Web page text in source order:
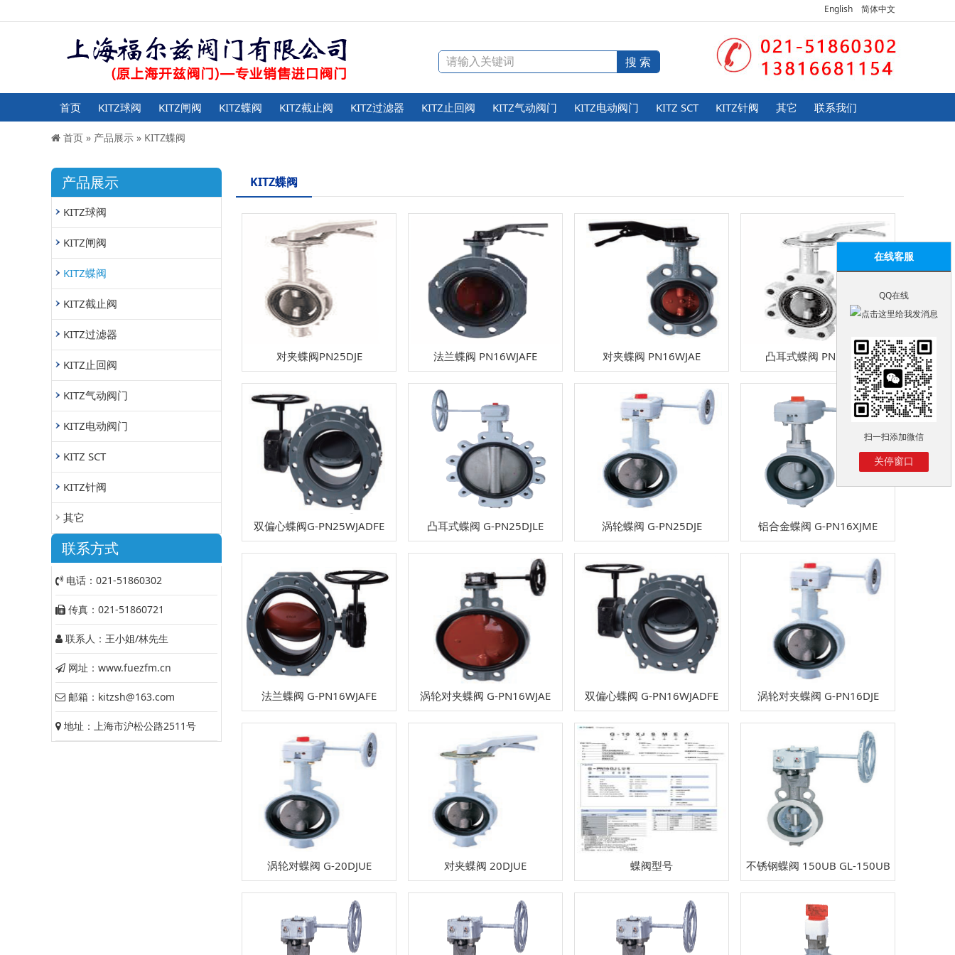
简体中文
English
首页 KITZ球阀 KITZ闸阀 KITZ蝶阀 KITZ截止阀 KITZ过滤器 KITZ止回阀 KITZ气动阀门 KITZ电动阀门 KITZ SCT KITZ针阀 其它 联系我们
首页 » 产品展示 » KITZ蝶阀
产品展示
KITZ球阀
KITZ闸阀
KITZ蝶阀
KITZ截止阀
KITZ过滤器
KITZ止回阀
KITZ气动阀门
KITZ电动阀门
KITZ SCT
KITZ针阀
其它
联系方式
电话：021-51860302
传真：021-51860721
联系人：王小姐/林先生
网址：www.fuezfm.cn
邮箱：kitzsh@163.com
地址：上海市沪松公路2511号
KITZ蝶阀
对夹蝶阀PN25DJE 法兰蝶阀 PN16WJAFE 对夹蝶阀 PN16WJAE 凸耳式蝶阀 PN16DJLE
双偏心蝶阀G-PN25WJADFE 凸耳式蝶阀 G-PN25DJLE 涡轮蝶阀 G-PN25DJE 铝合金蝶阀 G-PN16XJME
法兰蝶阀 G-PN16WJAFE 涡轮对夹蝶阀 G-PN16WJAE 双偏心蝶阀 G-PN16WJADFE 涡轮对夹蝶阀 G-PN16DJE
涡轮对蝶阀 G-20DJUE 对夹蝶阀 20DJUE 蝶阀型号 不锈钢蝶阀 150UB GL-150UB
在线客服
QQ在线
扫一扫添加微信
关停窗口